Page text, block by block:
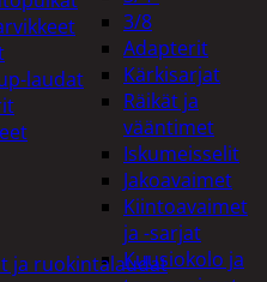
3/8
Adapterit
Kärkisarjat
Räikät ja
vääntimet
Iskumeisselit
Jakoavaimet
Kiintoavaimet
ja -sarjat
Kuusiokolo ja
laudat
ja ruokintalaudat